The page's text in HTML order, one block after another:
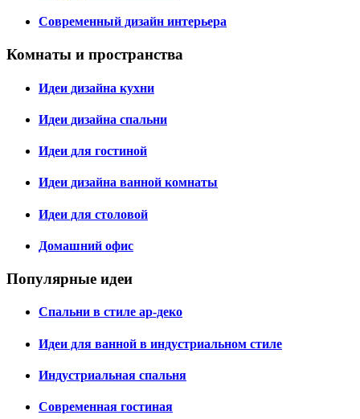
Современный дизайн интерьера
Комнаты и пространства
Идеи дизайна кухни
Идеи дизайна спальни
Идеи для гостиной
Идеи дизайна ванной комнаты
Идеи для столовой
Домашний офис
Популярные идеи
Спальни в стиле ар-деко
Идеи для ванной в индустриальном стиле
Индустриальная спальня
Современная гостиная